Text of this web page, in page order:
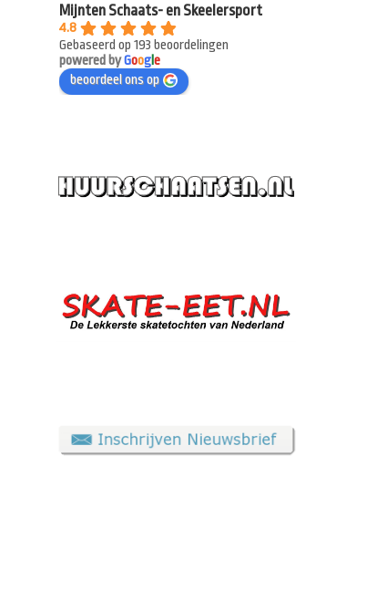
Mijnten Schaats- en Skeelersport
4.8
Gebaseerd op 193 beoordelingen
powered byGoogle
beoordeel ons op